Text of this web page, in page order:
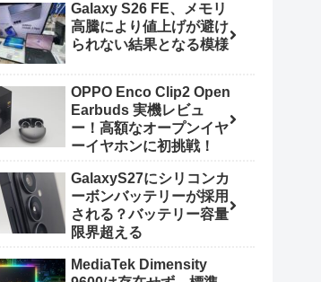
Galaxy S26 FE、メモリ
高騰により値上げが避け
られない結果となる模様
OPPO Enco Clip2 Open
Earbuds 実機レビュ
ー！高額なオープンイヤ
ーイヤホンに初挑戦！
GalaxyS27にシリコンカ
ーボンバッテリーが採用
される？バッテリー容量
限界超える
MediaTek Dimensity